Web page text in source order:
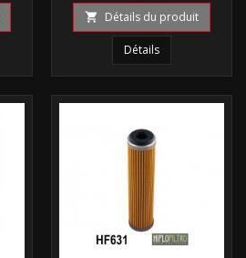
 Détails du produit
Détails